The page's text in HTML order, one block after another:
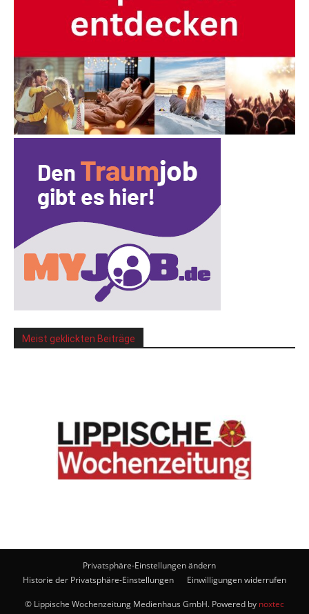
Meist geklickten Beiträge
Privatsphäre-Einstellungen ändern
Historie der Privatsphäre-Einstellungen
Einwilligungen widerrufen
© Lippische Wochenzeitung Medienhaus GmbH. Powered by noxtec